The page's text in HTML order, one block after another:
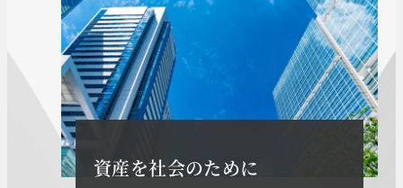
資産を社会のために